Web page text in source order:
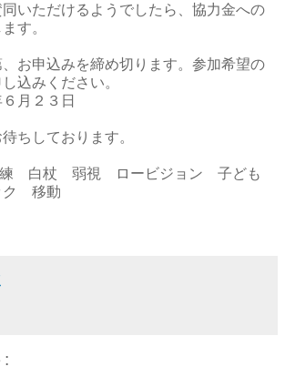
いただけるようでしたら、協力金への
す。
お申込みを締め切ります。参加希望の
込みください。
月２３日
ちしております。
練 白杖 弱視 ロービジョン 子ども
ク 移動
: